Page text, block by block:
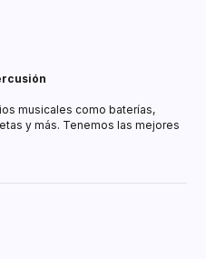
musicales como baterías,
y más. Tenemos las mejores